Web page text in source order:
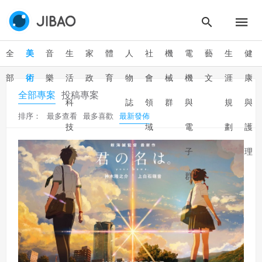
全
部
美
術
音
樂
生
活
科
技
家
政
體
育
人
物
誌
社
會
領
域
機
械
群
電
機
與
電
子
群
藝
文
生
涯
規
劃
健
康
與
護
理
全部專案 投稿專案
排序： 最多查看 最多喜歡 最新發佈